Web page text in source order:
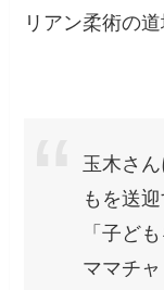
リアン柔術の
玉木さ
もを送
「子ど
ママチ